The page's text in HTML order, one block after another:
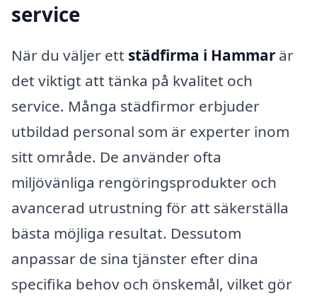
service
När du väljer ett städfirma i Hammar är
det viktigt att tänka på kvalitet och
service. Många städfirmor erbjuder
utbildad personal som är experter inom
sitt område. De använder ofta
miljövänliga rengöringsprodukter och
avancerad utrustning för att säkerställa
bästa möjliga resultat. Dessutom
anpassar de sina tjänster efter dina
specifika behov och önskemål, vilket gör